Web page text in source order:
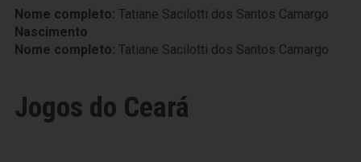
Nome completo: Tatiane Sacilotti dos Santos Camargo
Nascimento
Nome completo: Tatiane Sacilotti dos Santos Camargo
Jogos do Ceará